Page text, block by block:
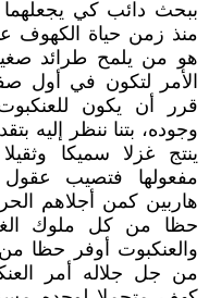
ببحث دائب كي يجعلهما
منذ زمن حياة الكهوف
هو من يلمح طرائد
الأمر لتكون في
قرر أن يكون
وجوده، بتنا ننظر إليه
ينتج غزلا سميكا
مفعولها فتصيب
هاربين كمن أجلاهم
حظا من كل ملوك
والعنكبوت أوفر حظا
من جل جلاله أمر